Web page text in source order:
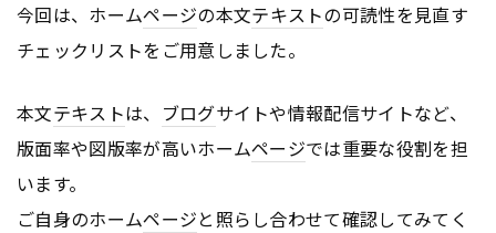
今回は、ホームページの本文テキストの可読性を見直す
チェックリストをご用意しました。
本文テキストは、 ブログサイトや情報配信サイトなど、
版面率や図版率が高いホームページでは重要な役割を担
います。
ご自身のホームページと照らし合わせて確認してみてく